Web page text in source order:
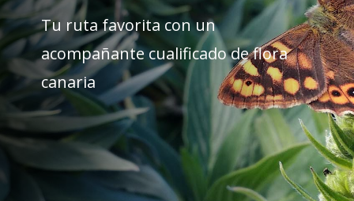
Tu ruta favorita con un
acompañante cualificado de flora
canaria